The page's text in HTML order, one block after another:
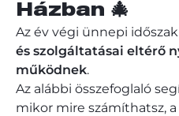
Házban 🎄
Az év végi ünnepi
és szolgáltatásai eltérő
működnek.
Az alábbi összefoglaló
mikor mire számíthatsz,